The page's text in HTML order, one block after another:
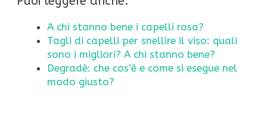
A chi stanno bene i capelli rosa?
Tagli di capelli per snellire il viso: quali
sono i migliori? A chi stanno bene?
Degradè: che cos’è e come si esegue nel
modo giusto?